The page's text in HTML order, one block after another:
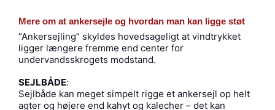
Mere om at ankersejle og hvordan man kan ligge støt
“Ankersejling” skyldes hovedsageligt at vindtrykket
ligger længere fremme end center for
undervandsskrogets modstand.
SEJLBÅDE:
Sejlbåde kan meget simpelt rigge et ankersejl op helt
agter og højere end kahyt og kalecher – det kan